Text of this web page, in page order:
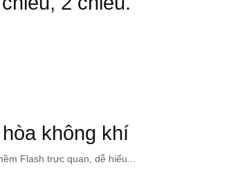
không khí
Flash trực quan, dễ hiểu...